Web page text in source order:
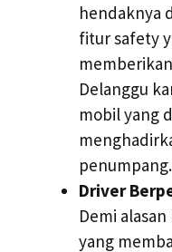
hendaknya
fitur safety
Delanggu
mobil yang
penumpang.
Driver
Demi
yang